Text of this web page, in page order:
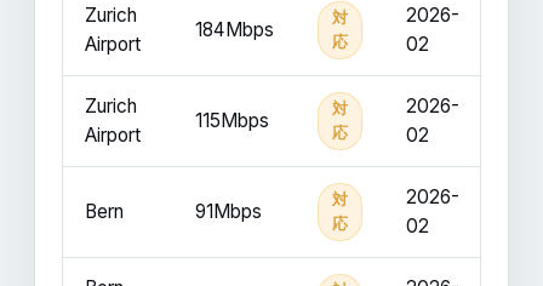
Zurich
Airport
184Mbps
対
応
2026-
02
Zurich
Airport
115Mbps
対
応
2026-
02
Bern 91Mbps
対
応
2026-
02